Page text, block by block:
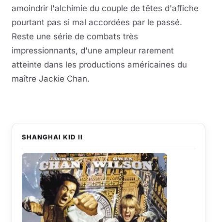
amoindrir l'alchimie du couple de têtes d'affiche
pourtant pas si mal accordées par le passé.
Reste une série de combats très
impressionnants, d'une ampleur rarement
atteinte dans les productions américaines du
maître Jackie Chan.
SHANGHAI KID II